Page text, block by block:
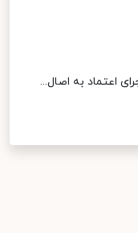
اعتماد به اصال...